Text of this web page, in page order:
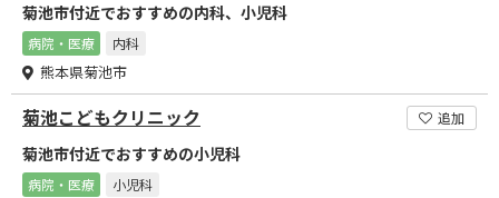
菊池市付近でおすすめの内科、小児科
病院・医療 内科
熊本県菊池市
菊池こどもクリニック 追加
菊池市付近でおすすめの小児科
病院・医療 小児科